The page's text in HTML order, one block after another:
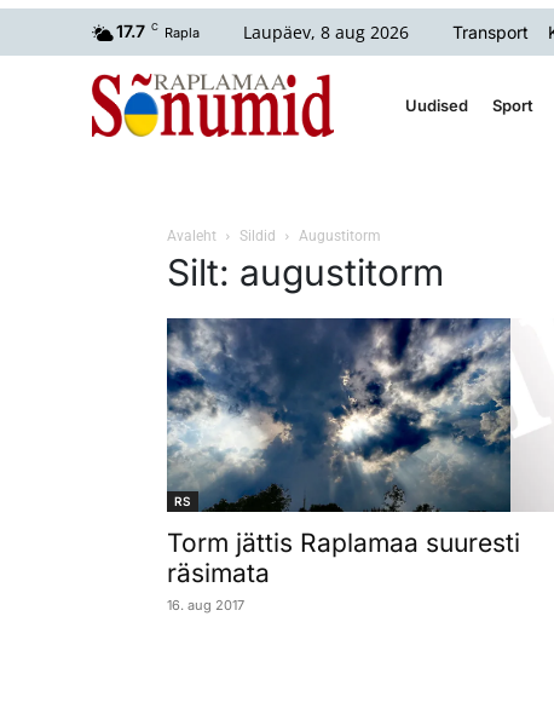
17.7 C Rapla Laupäev, 8 aug 2026 Transport
Uudised Sport
Avaleht Sildid Augustitorm
Silt: augustitorm
RS
Torm jättis Raplamaa suuresti
räsimata
16. aug 2017